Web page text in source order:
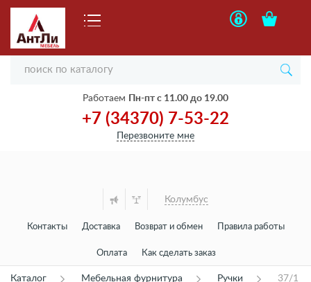
Работаем Пн-пт с 11.00 до 19.00
+7 (34370) 7-53-22
Перезвоните мне
Колумбус
Контакты Доставка Возврат и обмен Правила работы
Оплата Как сделать заказ
Каталог Мебельная фурнитура Ручки
37/1